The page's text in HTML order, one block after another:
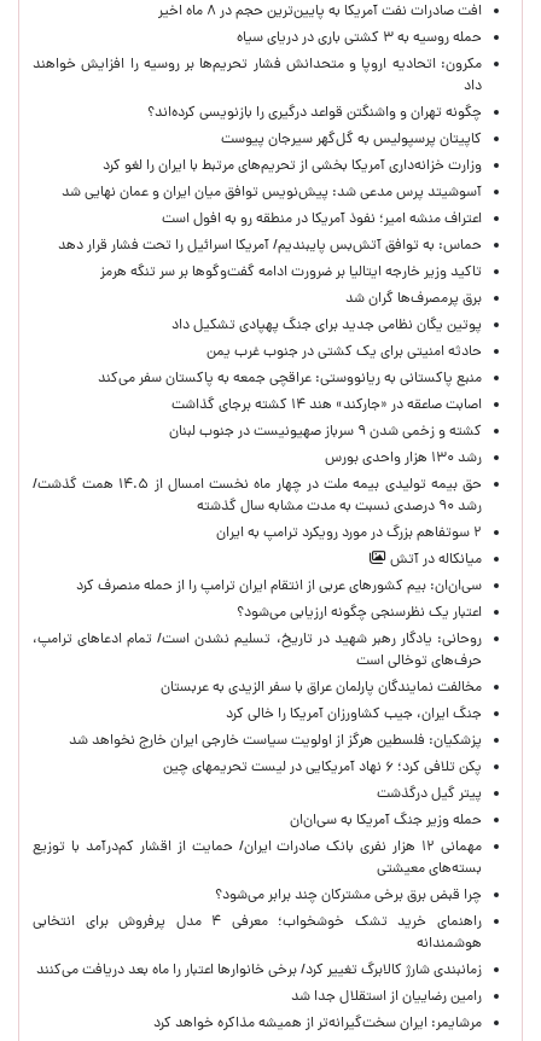
افت صادرات نفت آمریکا به پایین‌ترین حجم در ۸ ماه اخیر
حمله روسیه به ۳ کشتی باری در دریای سیاه
مکرون: اتحادیه اروپا و متحدانش فشار تحریم‌ها بر روسیه را افزایش خواهند
داد
چگونه تهران و واشنگتن قواعد درگیری را بازنویسی کرده‌اند؟
کاپیتان پرسپولیس به گل‌گهر سیرجان پیوست
وزارت خزانه‌داری آمریکا بخشی از تحریم‌های مرتبط با ایران را لغو کرد
آسوشیتد پرس مدعی شد: پیش‌نویس توافق میان ایران و عمان نهایی شد
اعتراف منشه امیر؛ نفوذ آمریکا در منطقه رو به افول است
حماس: به توافق آتش‌بس پایبندیم/ آمریکا اسرائیل را تحت فشار قرار دهد
تاکید وزیر خارجه ایتالیا بر ضرورت ادامه گفت‌وگوها بر سر تنگه هرمز
برق پرمصرف‌ها گران شد
پوتین یگان نظامی جدید برای جنگ پهپادی تشکیل داد
حادثه امنیتی برای یک کشتی در جنوب غرب یمن
منبع پاکستانی به ریانووستی: عراقچی جمعه به پاکستان سفر می‌کند
اصابت صاعقه در «جارکند» هند ۱۴ کشته برجای گذاشت
کشته و زخمی شدن ۹ سرباز صهیونیست در جنوب لبنان
رشد ۱۳۰ هزار واحدی بورس
حق بیمه تولیدی بیمه ملت در چهار ماه نخست امسال از ۱۴.۵ همت گذشت/
رشد ۹۰ درصدی نسبت به مدت مشابه سال گذشته
۲ سوتفاهم بزرگ در مورد رویکرد ترامپ به ایران
میانکاله در آتش
سی‌ان‌ان: بیم کشورهای عربی از انتقام ایران ترامپ را از حمله منصرف کرد
اعتبار یک نظرسنجی چگونه ارزیابی می‌شود؟
روحانی: یادگار رهبر شهید در تاریخ، تسلیم نشدن است/ تمام ادعاهای ترامپ،
حرف‌های توخالی است
مخالفت نمایندگان پارلمان عراق با سفر الزیدی به عربستان
جنگ ایران، جیب کشاورزان آمریکا را خالی کرد
پزشکیان: فلسطین هرگز از اولویت سیاست خارجی ایران خارج نخواهد شد
پکن تلافی کرد؛ ۶ نهاد آمریکایی در لیست تحریمهای چین
پیتر گیل درگذشت
حمله وزیر جنگ آمریکا به سی‌ان‌ان
مهمانی ۱۲ هزار نفری بانک صادرات ایران/ حمایت از اقشار کم‌درآمد با توزیع
بسته‌های معیشتی
چرا قبض برق برخی مشترکان چند برابر می‌شود؟
راهنمای خرید تشک خوشخواب؛ معرفی ۴ مدل پرفروش برای انتخابی
هوشمندانه
زمانبندی شارژ کالابرگ تغییر کرد/ برخی خانوارها اعتبار را ماه بعد دریافت می‌کنند
رامین رضاییان از استقلال جدا شد
مرشایمر: ایران سخت‌گیرانه‌تر از همیشه مذاکره خواهد کرد